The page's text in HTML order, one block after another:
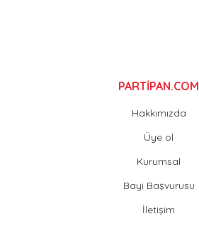
PARTİPAN.COM
Hakkımızda
Üye ol
Kurumsal
Bayi Başvurusu
İletişim